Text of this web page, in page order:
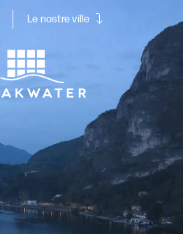
Le nostre ville